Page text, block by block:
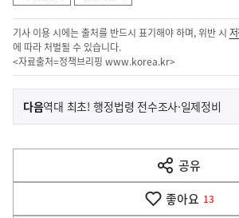
기사 이용 시에는 출처를 반드시 표기해야 하며, 위반 시
에 따라 처벌될 수 있습니다.
<자료출처=정책브리핑 www.korea.kr>
이
전
다
음
다음기
사
역대 최초! 행정법령 전수조사·일제정비
공유
열
기
좋아요 13